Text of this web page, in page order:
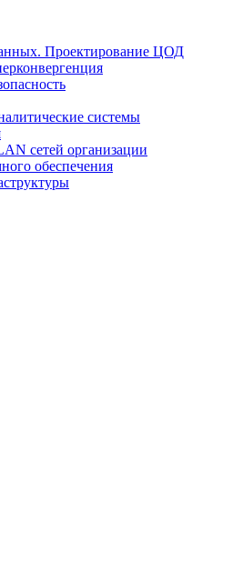
Проектирование ЦОД
системы
сетей организации
обеспечения